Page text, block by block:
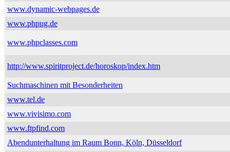
www.dynamic-webpages.de
www.phpug.de
www.phpclasses.com
http://www.spiritproject.de/horoskop/index.htm
Suchmaschinen mit Besonderheiten
www.tel.de
www.vivisimo.com
www.ftpfind.com
Abendunterhaltung im Raum Bonn, Köln, Düsseldorf